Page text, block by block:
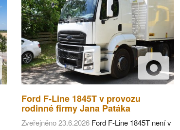
Ford F-Line 1845T v provozu
rodinné firmy Jana Patáka
Zveřejněno 23.6.2026 Ford F-Line 1845T není v